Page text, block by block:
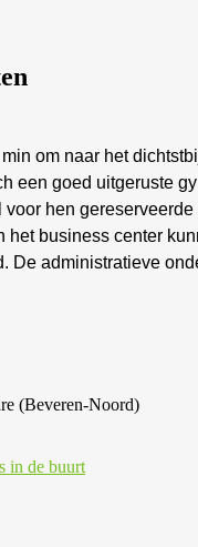
om naar het
een goed uitgeruste
hen
het business center
De administratieve
(Beveren-Noord)
in de buurt